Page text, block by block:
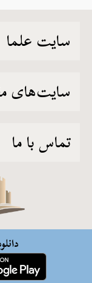
سایت علما
سایت‌های
تماس با ما